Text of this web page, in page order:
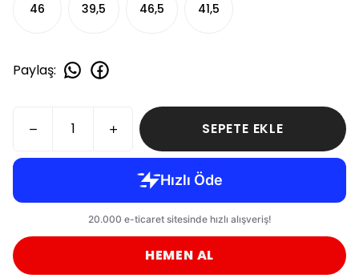
46 39,5 46,5 41,5
Paylaş:
SEPETE EKLE
HEMEN AL